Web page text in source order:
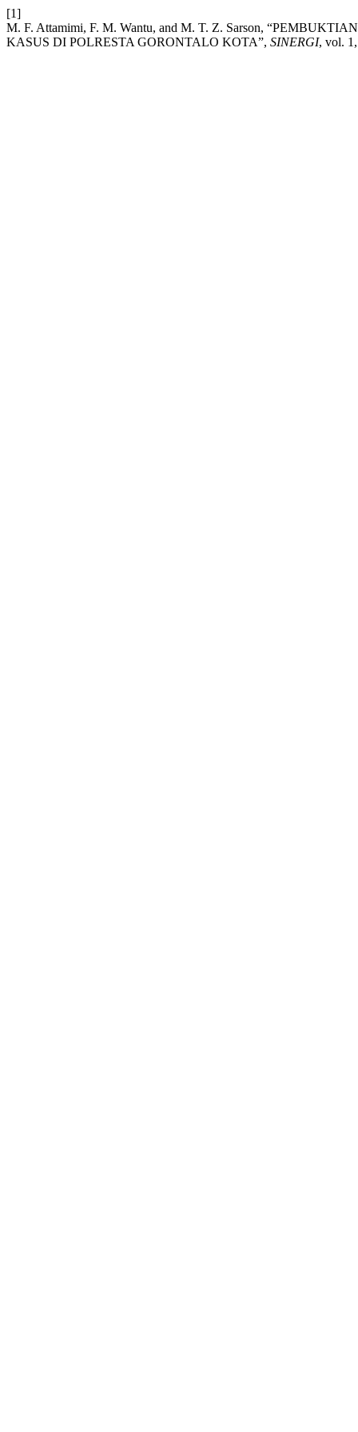
[1]
M. F. Attamimi, F. M. Wantu, and M. T. Z. Sarson,
KASUS DI POLRESTA GORONTALO KOTA”, SINERGI, vol.